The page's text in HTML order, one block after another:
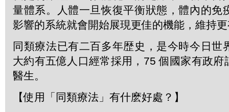
量體系。人體一旦恢復平衡狀態，體內的免
影響的系統就會開始展現更佳的機能，維持
同類療法已有二百多年歴史，是今時今日世
大約有五億人口經常採用，75 個國家有政府
醫生。
【使用「同類療法」有什麽好處？】